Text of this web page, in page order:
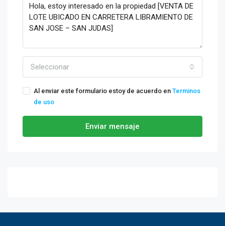
Seleccionar
Al enviar este formulario estoy de acuerdo en Terminos
de uso
Enviar mensaje